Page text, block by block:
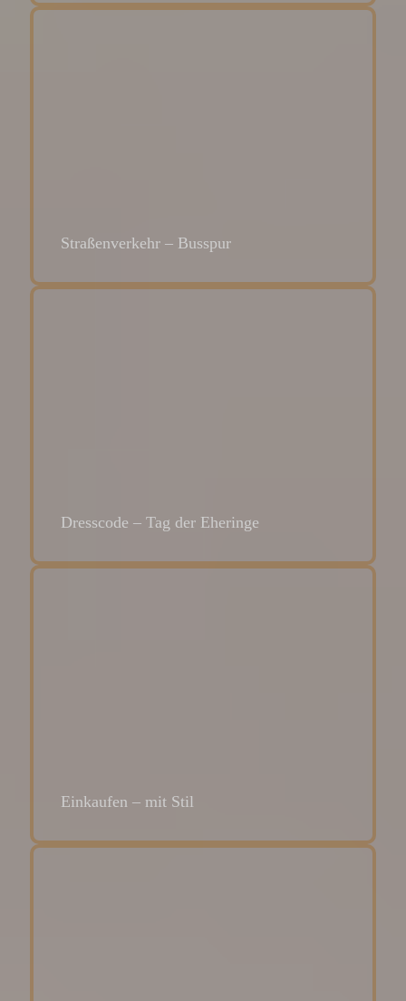
Straßenverkehr – Busspur
Dresscode – Tag der Eheringe
Einkaufen – mit Stil